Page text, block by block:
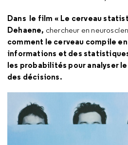
Dans le film « Le cerveau
Dehaene, chercheur en
comment le cerveau compile
informations et des
les probabilités pour analyser
des décisions.